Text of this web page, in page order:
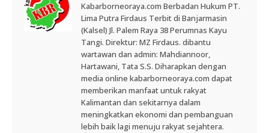
Kabarborneoraya.com Berbadan Hukum PT.
Lima Putra Firdaus Terbit di Banjarmasin
(Kalsel) Jl. Palem Raya 38 Perumnas Kayu
Tangi. Direktur: MZ Firdaus. dibantu
wartawan dan admin: Mahdiannoor,
Hartawani, Tata S.S. Diharapkan dengan
media online kabarborneoraya.com dapat
memberikan manfaat untuk rakyat
Kalimantan dan sekitarnya dalam
meningkatkan ekonomi dan pembanguan
lebih baik lagi menuju rakyat sejahtera.